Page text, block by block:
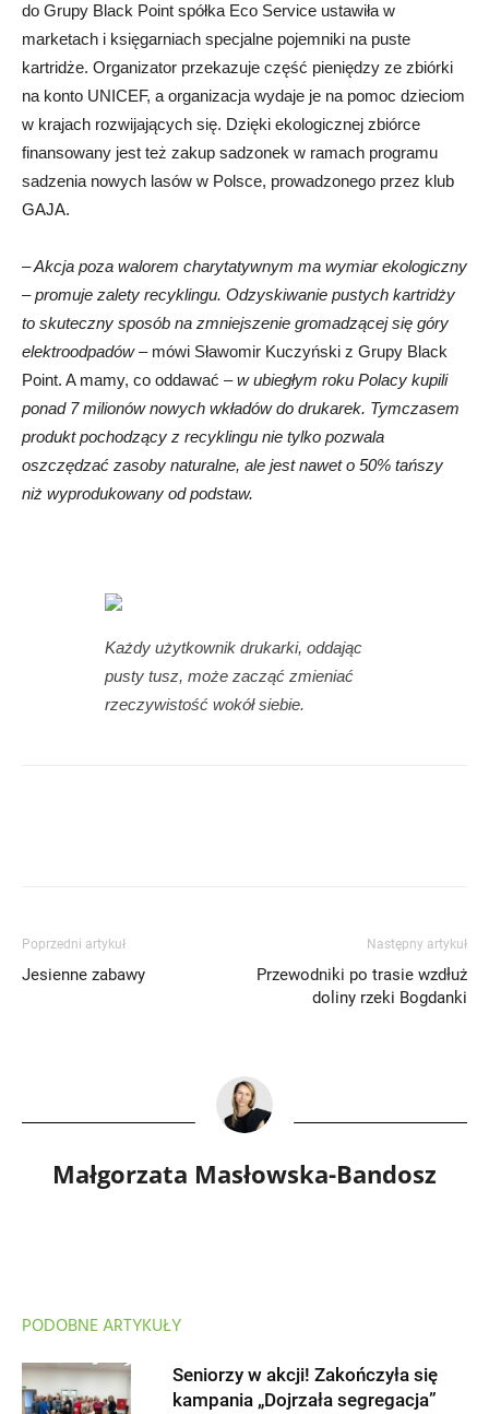
do Grupy Black Point spółka Eco Service ustawiła w
marketach i księgarniach specjalne pojemniki na puste
kartridże. Organizator przekazuje część pieniędzy ze zbiórki
na konto UNICEF, a organizacja wydaje je na pomoc dzieciom
w krajach rozwijających się. Dzięki ekologicznej zbiórce
finansowany jest też zakup sadzonek w ramach programu
sadzenia nowych lasów w Polsce, prowadzonego przez klub
GAJA.
–Akcja poza walorem charytatywnym ma wymiar ekologiczny
– promuje zalety recyklingu. Odzyskiwanie pustych kartridży
to skuteczny sposób na zmniejszenie gromadzącej się góry
elektroodpadów– mówi Sławomir Kuczyński z Grupy Black
Point. A mamy, co oddawać –w ubiegłym roku Polacy kupili
ponad 7 milionów nowych wkładów do drukarek. Tymczasem
produkt pochodzący z recyklingu nie tylko pozwala
oszczędzać zasoby naturalne, ale jest nawet o 50% tańszy
niż wyprodukowany od podstaw.
Każdy użytkownik drukarki, oddając
pusty tusz, może zacząć zmieniać
rzeczywistość wokół siebie.
Poprzedni artykuł
Jesienne zabawy
Następny artykuł
Przewodniki po trasie wzdłuż
doliny rzeki Bogdanki
Małgorzata Masłowska-Bandosz
PODOBNE ARTYKUŁY
Seniorzy w akcji! Zakończyła się
kampania „Dojrzała segregacja”